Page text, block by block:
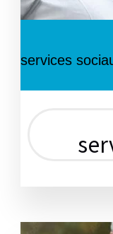
services